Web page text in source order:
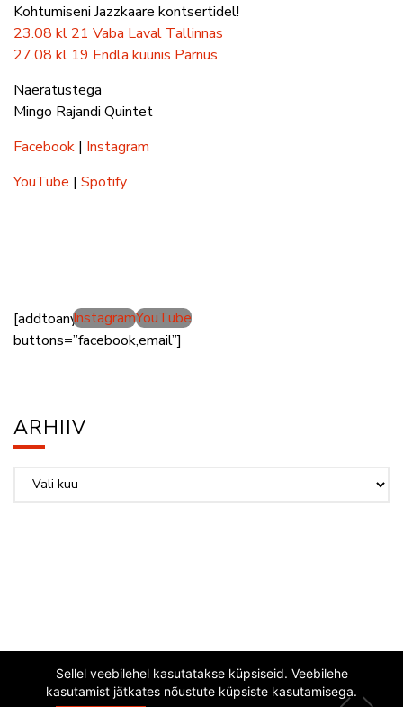
Kohtumiseni Jazzkaare kontsertidel!
23.08 kl 21 Vaba Laval Tallinnas
27.08 kl 19 Endla küünis Pärnus
Naeratustega
Mingo Rajandi Quintet
Facebook | Instagram
YouTube | Spotify
[addtoany
buttons=”facebook,email”]
InstagramYouTube
ARHIIV
EESTI JAZZLIIT
Sellel veebilehel kasutatakse küpsiseid. Veebilehe
kasutamist jätkates nõustute küpsiste kasutamisega.